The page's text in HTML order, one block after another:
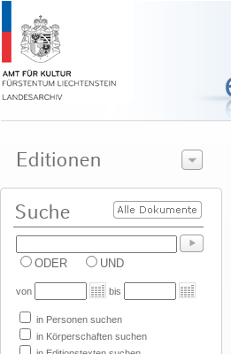
ODER UND
von bis
in Personen suchen
in Körperschaften suchen